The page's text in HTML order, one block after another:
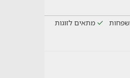
מתאים לזוגות